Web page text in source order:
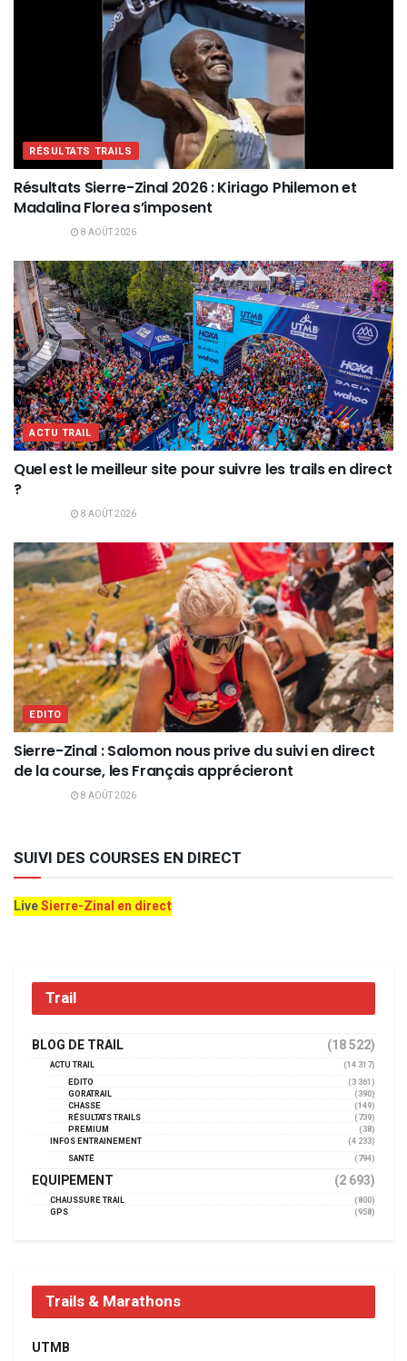
RÉSULTATS TRAILS
Résultats Sierre-Zinal 2026 : Kiriago Philemon et
Madalina Florea s’imposent
8 AOÛT 2026
ACTU TRAIL
Quel est le meilleur site pour suivre les trails en direct
?
8 AOÛT 2026
EDITO
Sierre-Zinal : Salomon nous prive du suivi en direct
de la course, les Français apprécieront
8 AOÛT 2026
SUIVI DES COURSES EN DIRECT
LiveSierre-Zinal en direct
Trail
BLOG DE TRAIL (18 522)
ACTU TRAIL
(14 317)
EDITO
(3 361)
GORATRAIL
(390)
CHASSE
(149)
RÉSULTATS TRAILS
(739)
PREMIUM
(38)
INFOS ENTRAINEMENT
(4 233)
SANTÉ
(794)
EQUIPEMENT (2 693)
CHAUSSURE TRAIL
(800)
GPS
(958)
Trails & Marathons
UTMB